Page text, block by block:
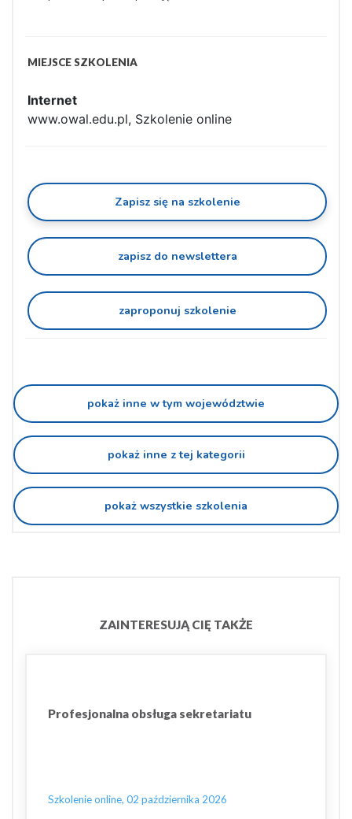
MIEJSCE SZKOLENIA
Internet
www.owal.edu.pl, Szkolenie online
Zapisz się na szkolenie
zapisz do newslettera
zaproponuj szkolenie
pokaż inne w tym województwie
pokaż inne z tej kategorii
pokaż wszystkie szkolenia
ZAINTERESUJĄ CIĘ TAKŻE
Profesjonalna obsługa sekretariatu
Szkolenie online, 02 października 2026